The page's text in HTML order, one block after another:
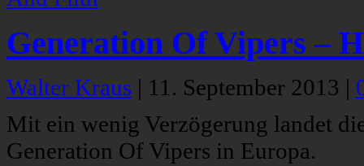
Generation Of Vipers –
Walter Kraus | 11. September 2013 |
Mit ein wenig Verzögerung landet
Generation Of Vipers in Europa.